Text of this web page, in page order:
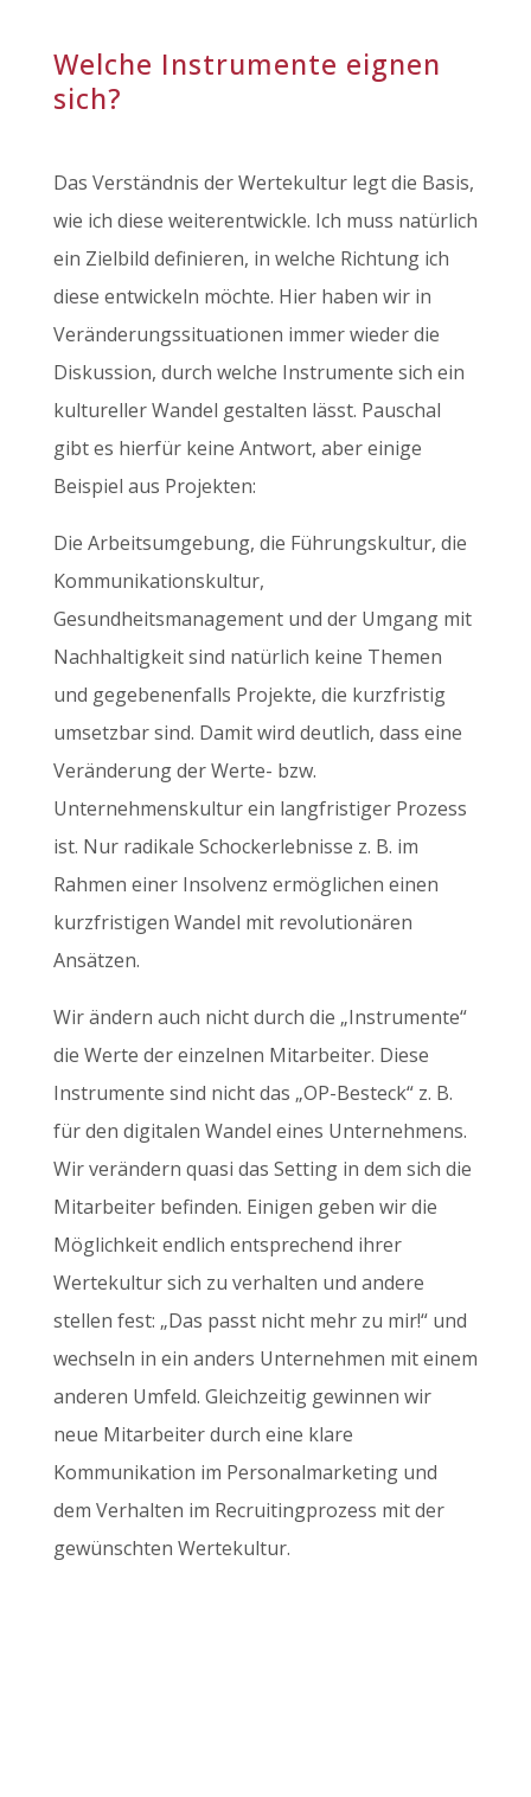
Welche Instrumente eignen
sich?
Das Verständnis der Wertekultur legt die Basis,
wie ich diese weiterentwickle. Ich muss natürlich
ein Zielbild definieren, in welche Richtung ich
diese entwickeln möchte. Hier haben wir in
Veränderungssituationen immer wieder die
Diskussion, durch welche Instrumente sich ein
kultureller Wandel gestalten lässt. Pauschal
gibt es hierfür keine Antwort, aber einige
Beispiel aus Projekten:
Die Arbeitsumgebung, die Führungskultur, die
Kommunikationskultur,
Gesundheitsmanagement und der Umgang mit
Nachhaltigkeit sind natürlich keine Themen
und gegebenenfalls Projekte, die kurzfristig
umsetzbar sind. Damit wird deutlich, dass eine
Veränderung der Werte- bzw.
Unternehmenskultur ein langfristiger Prozess
ist. Nur radikale Schockerlebnisse z. B. im
Rahmen einer Insolvenz ermöglichen einen
kurzfristigen Wandel mit revolutionären
Ansätzen.
Wir ändern auch nicht durch die „Instrumente“
die Werte der einzelnen Mitarbeiter. Diese
Instrumente sind nicht das „OP-Besteck“ z. B.
für den digitalen Wandel eines Unternehmens.
Wir verändern quasi das Setting in dem sich die
Mitarbeiter befinden. Einigen geben wir die
Möglichkeit endlich entsprechend ihrer
Wertekultur sich zu verhalten und andere
stellen fest: „Das passt nicht mehr zu mir!“ und
wechseln in ein anders Unternehmen mit einem
anderen Umfeld. Gleichzeitig gewinnen wir
neue Mitarbeiter durch eine klare
Kommunikation im Personalmarketing und
dem Verhalten im Recruitingprozess mit der
gewünschten Wertekultur.